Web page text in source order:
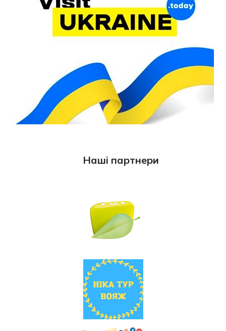
Наші партнери